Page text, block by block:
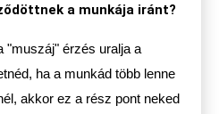
a munkája iránt?
"muszáj" érzés uralja a
ha a munkád több lenne
akkor ez a rész pont neked